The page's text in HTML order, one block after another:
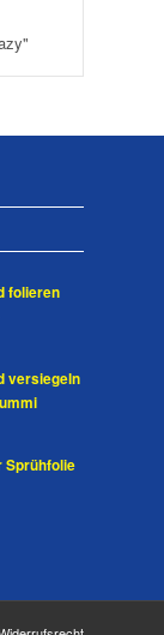
folieren
versiegeln
Sprühfolie